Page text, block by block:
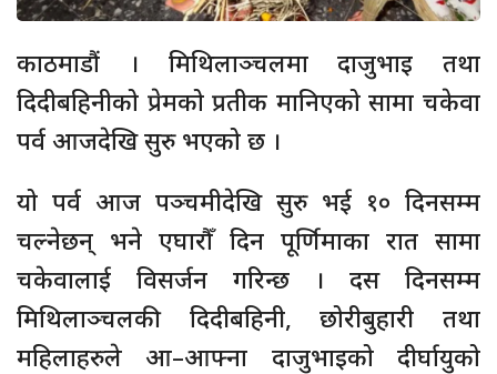
काठमाडौं । मिथिलाञ्चलमा दाजुभाइ तथा
दिदीबहिनीको प्रेमको प्रतीक मानिएको सामा चकेवा
पर्व आजदेखि सुरु भएको छ ।
यो पर्व आज पञ्चमीदेखि सुरु भई १० दिनसम्म
चल्नेछन् भने एघारौँ दिन पूर्णिमाका रात सामा
चकेवालाई विसर्जन गरिन्छ । दस दिनसम्म
मिथिलाञ्चलकी दिदीबहिनी, छोरीबुहारी तथा
महिलाहरुले आ–आफ्ना दाजुभाइको दीर्घायुको